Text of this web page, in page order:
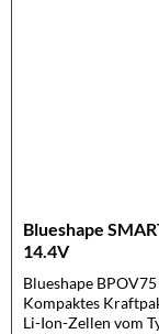
Blueshape
14.4V
Blueshape
Kompaktes
Li-Ion-Zellen vom